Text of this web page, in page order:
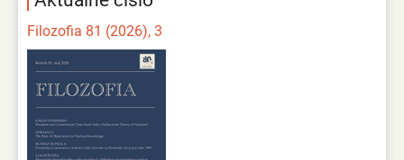
Filozofia 81 (2026), 3